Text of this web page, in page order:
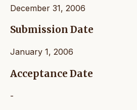
December 31, 2006
Submission Date
January 1, 2006
Acceptance Date
-